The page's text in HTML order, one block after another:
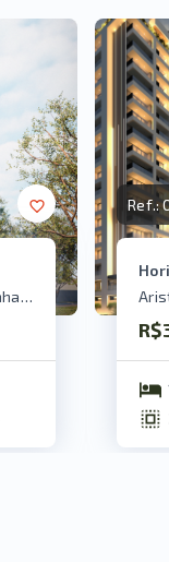
São Pedro - São José dos Pinhais/PR
Ref.: